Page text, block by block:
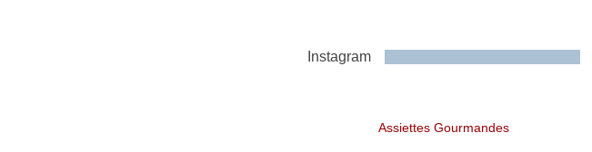
Instagram
Assiettes Gourmandes